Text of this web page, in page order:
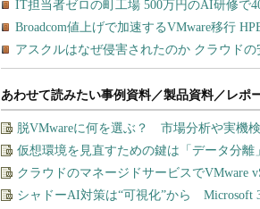
あわせて読みたい事例資料／製品資料／レポ
脱VMwareに何を選ぶ？ 市場分析や実機
仮想環境を見直すための鍵は「データ分
クラウドのマネージドサービスでVMware
シャドーAI対策は“可視化”から Microsoft